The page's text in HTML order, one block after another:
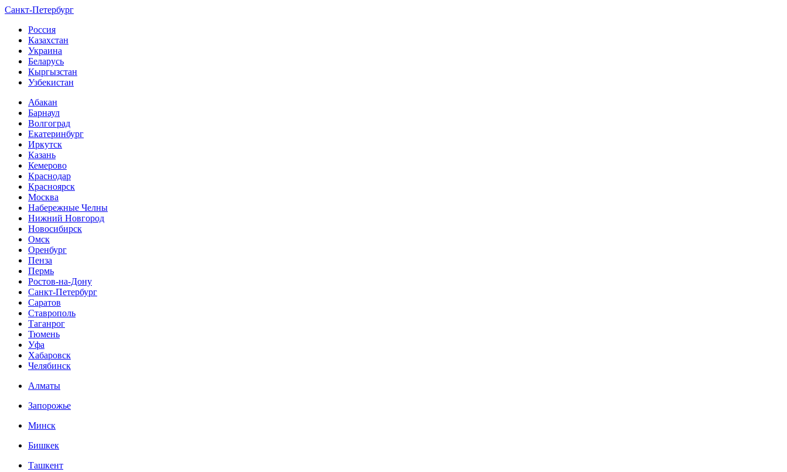
Санкт-Петербург
Россия
Казахстан
Украина
Беларусь
Кыргызстан
Узбекистан
Абакан
Барнаул
Волгоград
Екатеринбург
Иркутск
Казань
Кемерово
Краснодар
Красноярск
Москва
Набережные Челны
Нижний Новгород
Новосибирск
Омск
Оренбург
Пенза
Пермь
Ростов-на-Дону
Санкт-Петербург
Саратов
Ставрополь
Таганрог
Тюмень
Уфа
Хабаровск
Челябинск
Алматы
Запорожье
Минск
Бишкек
Ташкент